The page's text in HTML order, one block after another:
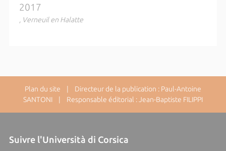
2017
, Verneuil en Halatte
Plan du site | Directeur de la publication : Paul-Antoine
SANTONI | Responsable éditorial : Jean-Baptiste FILIPPI
Suivre l'Università di Corsica